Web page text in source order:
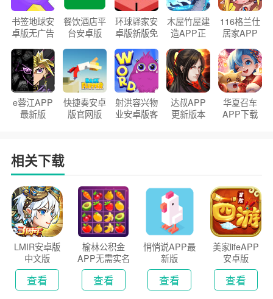
书签地球安
卓版无广告
餐饮酒店平
台安卓版
环球驿家安
卓版新版免
木屋竹屋建
造APP正
116格兰仕
居家APP
e蓉江APP
最新版
快捷奏安卓
版官网版
射洪容兴物
业安卓版客
达叔APP
更新版本
华夏召车
APP下载
相关下载
LMIR安卓版
中文版
查看
榆林公积金
APP无需实名
认证版
查看
悄悄说APP最
新版
查看
美家lifeAPP
安卓版
查看